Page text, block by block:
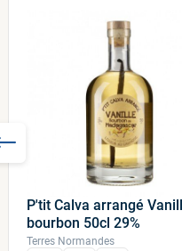
P'tit Calva arrangé
bourbon 50cl 29%
Terres Normandes